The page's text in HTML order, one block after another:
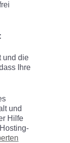
und die
Ihre
und
Hilfe